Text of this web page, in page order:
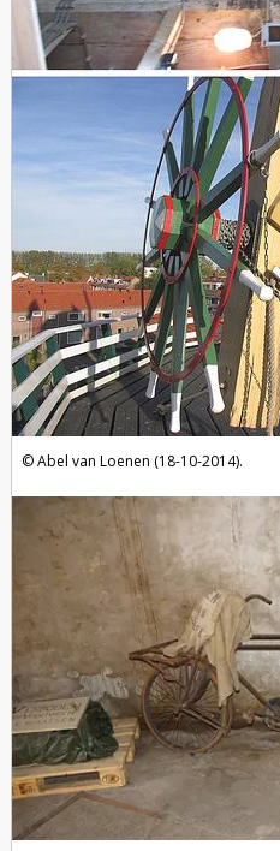
Abel van Loenen (18-10-2014).